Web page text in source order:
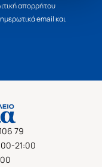
απορρήτου
email και
79
21:00